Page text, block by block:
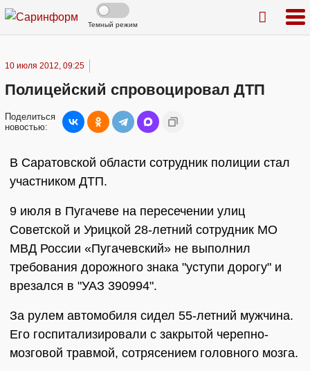
Темный режим
10 июля 2012, 09:25
Полицейский спровоцировал ДТП
Поделиться
новостью:
В Саратовской области сотрудник полиции стал
участником ДТП.
9 июля в Пугачеве на пересечении улиц
Советской и Урицкой 28-летний сотрудник МО
МВД России «Пугачевский» не выполнил
требования дорожного знака "уступи дорогу" и
врезался в "УАЗ 390994".
За рулем автомобиля сидел 55-летний мужчина.
Его госпитализировали с закрытой черепно-
мозговой травмой, сотрясением головного мозга.